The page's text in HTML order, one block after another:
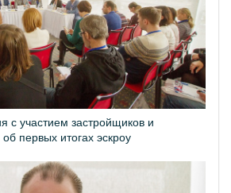
с участием застройщиков и
первых итогах эскроу